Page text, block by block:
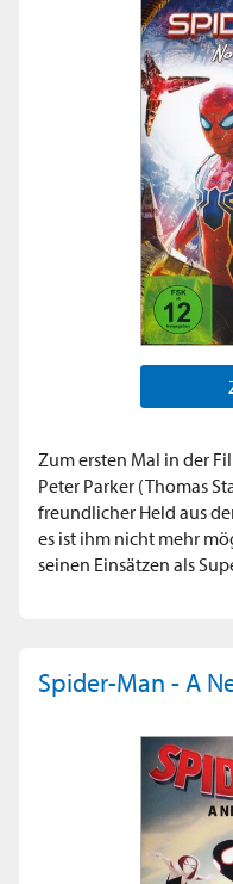
Zum ersten Mal in der
Peter Parker (Thomas
freundlicher Held aus
es ist ihm nicht mehr
seinen Einsätzen als
Spider-Man - A